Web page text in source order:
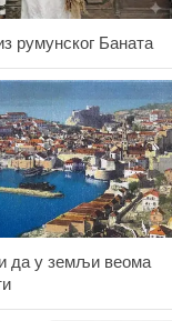
румунског Баната
да у земљи веома